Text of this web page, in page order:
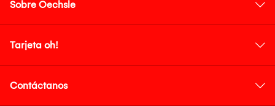
Sobre Oechsle
Tarjeta oh!
Contáctanos